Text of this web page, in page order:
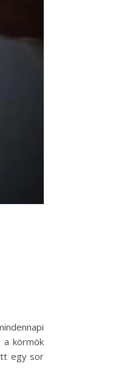
a körmök
egy sor